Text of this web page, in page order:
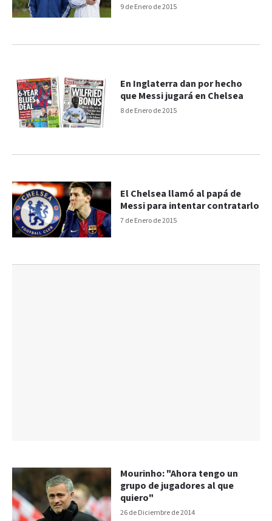
9 de Enero de 2015
8 de Enero de 2015
En Inglaterra dan por hecho
que Messi jugará en Chelsea
7 de Enero de 2015
El Chelsea llamó al papá de
Messi para intentar contratarlo
26 de Diciembre de 2014
Mourinho: "Ahora tengo un
grupo de jugadores al que
quiero"